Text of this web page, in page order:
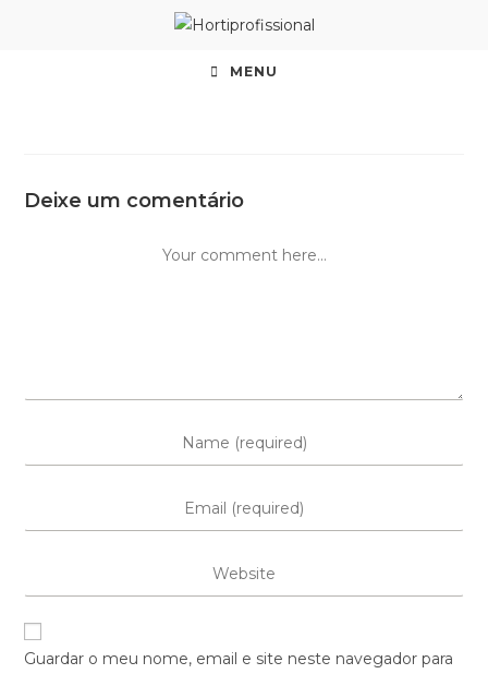
MENU
Deixe um comentário
Guardar o meu nome, email e site neste navegador para